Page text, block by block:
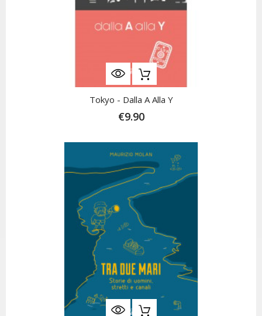
Tokyo - Dalla A Alla Y
€9.90